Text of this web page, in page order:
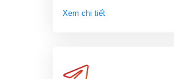
Xem chi tiết